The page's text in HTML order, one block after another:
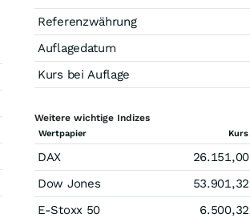
Referenzwährung
Auflagedatum
Kurs bei Auflage
Weitere wichtige Indizes
Wertpapier Kurs
DAX 26.151,00
Dow Jones
53.901,32
E-Stoxx 50
6.500,32